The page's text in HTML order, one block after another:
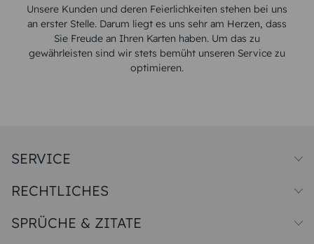
Unsere Kunden und deren Feierlichkeiten stehen bei uns
an erster Stelle. Darum liegt es uns sehr am Herzen, dass
Sie Freude an Ihren Karten haben. Um das zu
gewährleisten sind wir stets bemüht unseren Service zu
optimieren.
SERVICE
Papiersorten
Unsere Produktion
Magazin
RECHTLICHES
Widerrufsbelehrung
SPRÜCHE & ZITATE